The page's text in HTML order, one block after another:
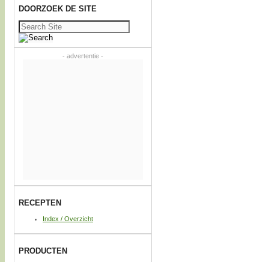
DOORZOEK DE SITE
Zoeken
naar:
- advertentie -
RECEPTEN
Index / Overzicht
PRODUCTEN